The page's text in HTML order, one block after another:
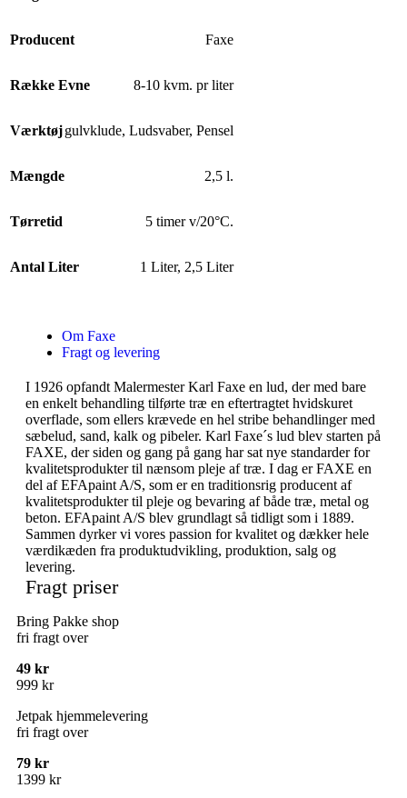
Producent Faxe
Række Evne 8-10 kvm. pr liter
Værktøjgulvklude, Ludsvaber, Pensel
Mængde 2,5 l.
Tørretid 5 timer v/20°C.
Antal Liter 1 Liter, 2,5 Liter
Om Faxe
Fragt og levering
I 1926 opfandt Malermester Karl Faxe en lud, der med bare
en enkelt behandling tilførte træ en eftertragtet hvidskuret
overflade, som ellers krævede en hel stribe behandlinger med
sæbelud, sand, kalk og pibeler. Karl Faxe´s lud blev starten på
FAXE, der siden og gang på gang har sat nye standarder for
kvalitetsprodukter til nænsom pleje af træ. I dag er FAXE en
del af EFApaint A/S, som er en traditionsrig producent af
kvalitetsprodukter til pleje og bevaring af både træ, metal og
beton. EFApaint A/S blev grundlagt så tidligt som i 1889.
Sammen dyrker vi vores passion for kvalitet og dækker hele
værdikæden fra produktudvikling, produktion, salg og
levering.
Fragt priser
Bring Pakke shop
fri fragt over
49 kr
999 kr
Jetpak hjemmelevering
fri fragt over
79 kr
1399 kr